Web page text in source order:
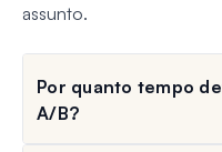
assunto.
Por quanto tempo
A/B?